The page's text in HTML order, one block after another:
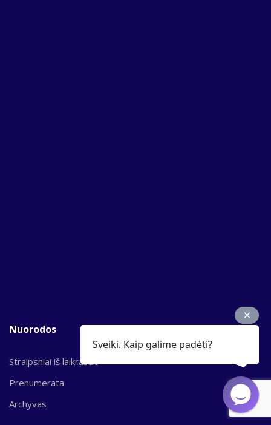
Nuorodos
Straipsniai iš laikraščio
Prenumerata
Archyvas
Sveiki. Kaip galime padėti?